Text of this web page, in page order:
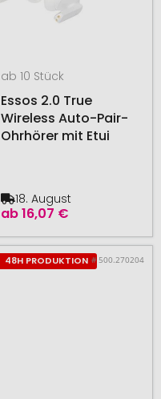
ab 10 Stück
Essos 2.0 True
Wireless Auto-Pair-
Ohrhörer mit Etui
ab16,07 €
18. August
48H PRODUKTION # 500.270204